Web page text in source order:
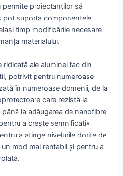
permite proiectanților să
pot suporta componentele
timp modificările necesare
materialului.
ridicată ale aluminei fac din
potrivit pentru numeroase
în numeroase domenii, de la
care rezistă la
la adăugarea de nanofibre
a crește semnificativ
a atinge nivelurile dorite de
mod mai rentabil și pentru a